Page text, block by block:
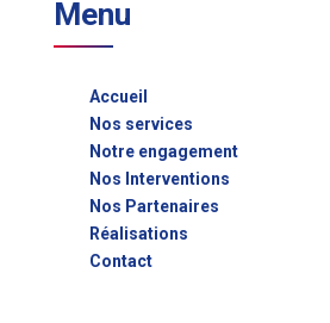
Menu
Accueil
Nos services
Notre engagement
Nos Interventions
Nos Partenaires
Réalisations
Contact